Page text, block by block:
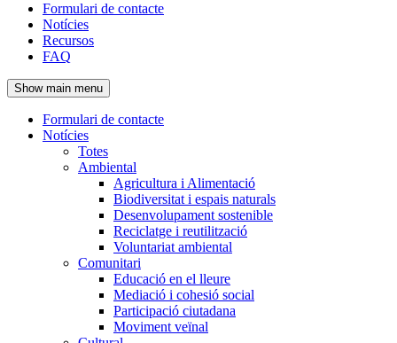
Navegació
principal
de
l'encapçalament
Formulari de contacte
Notícies
Recursos
FAQ
Show main menu
Navegació
principal
Formulari de contacte
Notícies
Totes
Ambiental
Agricultura i Alimentació
Biodiversitat i espais naturals
Desenvolupament sostenible
Reciclatge i reutilització
Voluntariat ambiental
Comunitari
Educació en el lleure
Mediació i cohesió social
Participació ciutadana
Moviment veïnal